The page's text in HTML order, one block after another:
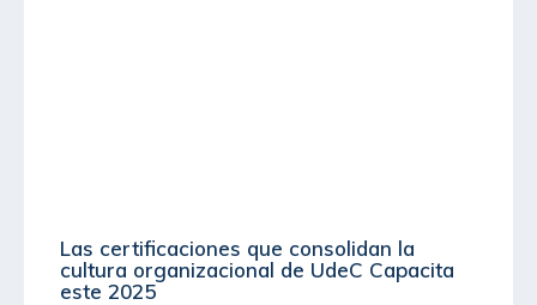
Las certificaciones que consolidan la
cultura organizacional de UdeC Capacita
este 2025